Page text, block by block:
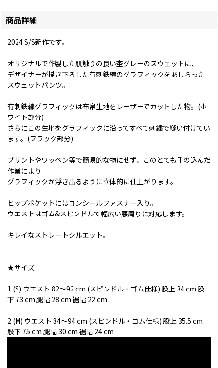
商品詳細
2024 S/S新作です。
オリジナルで作製した肌触りの良い杢グレーのスウェットに、
デザイナーが描き下ろした有刺鉄線のグラフィックをあしらった
スウェットパンツ。
有刺鉄線グラフィックは布帛生地をレーザーでカットした物。(ホ
ワイト部分)
さらにこの生地をグラフィックに沿ってすべて刺繍で縫い付けてい
ます。(ブラック部分)
プリントやワッペン等で簡易的な物にせず、このとても手の込んだ
作業により
グラフィックが浮き出るように立体的に仕上がります。
ヒップポケットにはコンシールファスナー入り。
ウエストはゴム&スピンドルで幅広い腰周りに対応します。
キレイなストレートシルエット。
★サイズ
1 (S) ウエスト 82〜92 cm (スピンドル・ゴム仕様) 股上 34 cm 股
下 73 cm 腿幅 28 cm 裾幅 22 cm
2 (M) ウエスト 84〜94 cm (スピンドル・ゴム仕様) 股上 35.5 cm
股下 75 cm 腿幅 30 cm 裾幅 24 cm